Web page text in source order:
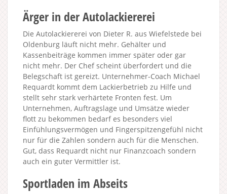
Ärger in der Autolackiererei
Die Autolackiererei von Dieter R. aus Wiefelstede bei
Oldenburg läuft nicht mehr. Gehälter und
Kassenbeiträge kommen immer später oder gar
nicht mehr. Der Chef scheint überfordert und die
Belegschaft ist gereizt. Unternehmer-Coach Michael
Requardt kommt dem Lackierbetrieb zu Hilfe und
stellt sehr stark verhärtete Fronten fest. Um
Unternehmen, Auftragslage und Umsätze wieder
flott zu bekommen bedarf es besonders viel
Einfühlungsvermögen und Fingerspitzengefühl nicht
nur für die Zahlen sondern auch für die Menschen.
Gut, dass Requardt nicht nur Finanzcoach sondern
auch ein guter Vermittler ist.
Sportladen im Abseits